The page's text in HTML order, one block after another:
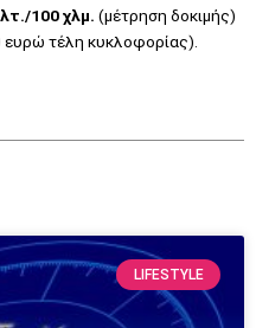
100 χλμ. (μέτρηση δοκιμής)
ευρώ τέλη κυκλοφορίας).
LIFESTYLE